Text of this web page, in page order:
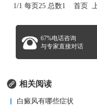
1/1 每页25 总数1 首页
67%电话咨询
与专家直接对话
相关阅读
白癜风有哪些症状